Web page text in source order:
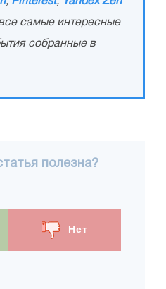
самые интересные
собранные в
полезна?
Нет